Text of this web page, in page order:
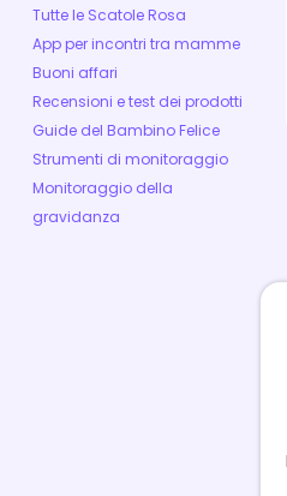
Tutte le Scatole Rosa
App per incontri tra mamme
Buoni affari
Recensioni e test dei prodotti
Guide del Bambino Felice
Strumenti di monitoraggio
Monitoraggio della
gravidanza